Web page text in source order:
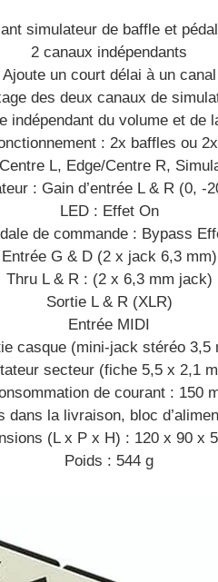
simulateur de baffle et
2 canaux indépendants
Ajoute un court délai à un canal
des deux canaux de
indépendant du volume et de
: 2x baffles ou
L, Edge/Centre R,
: Gain d’entrée L & R (0, -
LED : Effet On
de commande : Bypass
Entrée G & D (2 x jack 6,3 mm)
Thru L & R : (2 x 6,3 mm jack)
Sortie L & R (XLR)
Entrée MIDI
casque (mini-jack stéréo 3,5
secteur (fiche 5,5 x 2,1
de courant : 150
la livraison, bloc
(L x P x H) : 120 x 90 x
Poids : 544 g